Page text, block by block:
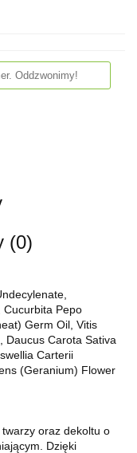
(0)
Cucurbita Pepo
Germ Oil, Vitis
Daucus Carota Sativa
Carterii
(Geranium) Flower
oraz dekoltu o
Dzięki